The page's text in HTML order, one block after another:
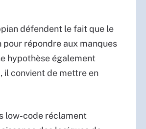
défendent le fait que le
répondre aux manques
hypothèse également
il convient de mettre en
low-code réclament